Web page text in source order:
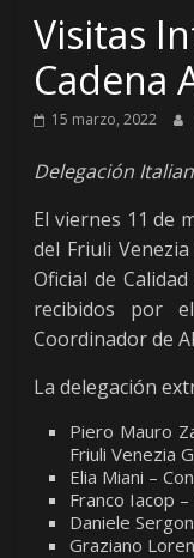
Visitas
Cadena
15 marzo, 2022
Delegación
El viernes 11 de
del Friuli
Oficial de
recibidos por
Coordinador de
La delegación
Piero Mauro
Friuli Venezia
Elia Miani –
Franco Iacop
Daniele
Graziano